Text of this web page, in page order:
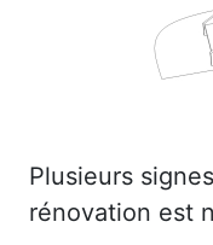
Plusieurs
rénovation est